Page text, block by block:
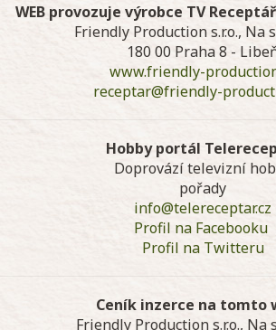
WEB provozuje výrobce TV
Friendly Production s.r.o., Na
180 00 Praha 8 -
www.friendly-
receptar@friendly-
Hobby portál
Doprovází televizní
pořady
info@telereceptar.cz
Profil na Facebooku
Profil na Twitteru
Ceník inzerce na tomto
Friendly Production s.r.o., Na